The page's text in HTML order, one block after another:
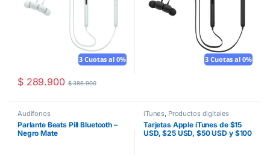
3 Cuotas al 0%
$289.900 $386.900
3 Cuotas al 0%
Audífonos
Parlante Beats Pill Bluetooth –
Negro Mate
iTunes, Productos digitales
Tarjetas Apple iTunes de $15
USD, $25 USD, $50 USD y $100